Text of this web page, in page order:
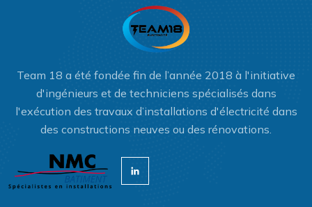
Team 18 a été fondée fin de l’année 2018 à l'initiative
d'ingénieurs et de techniciens spécialisés dans
l'exécution des travaux d’installations d'électricité dans
des constructions neuves ou des rénovations.